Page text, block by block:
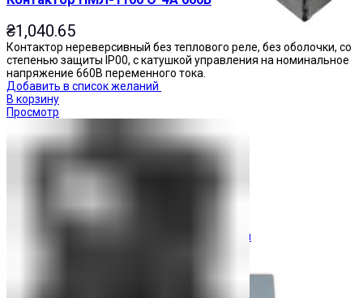
Ограничители перенапряжения
₴1,040.65
Контактор нереверсивный без теплового реле, без оболочки, со
степенью защиты IP00, с катушкой управления на номинальное
напряжение 660В переменного тока.
Добавить в список желаний
В корзину
Просмотр